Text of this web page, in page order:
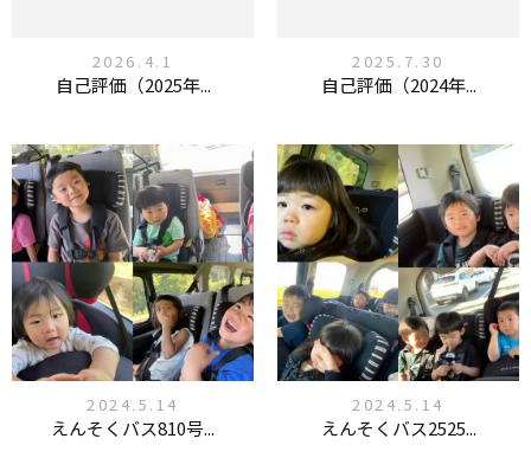
2026.4.1
自己評価（2025年...
2025.7.30
自己評価（2024年...
2024.5.14
えんそくバス810号...
2024.5.14
えんそくバス2525...